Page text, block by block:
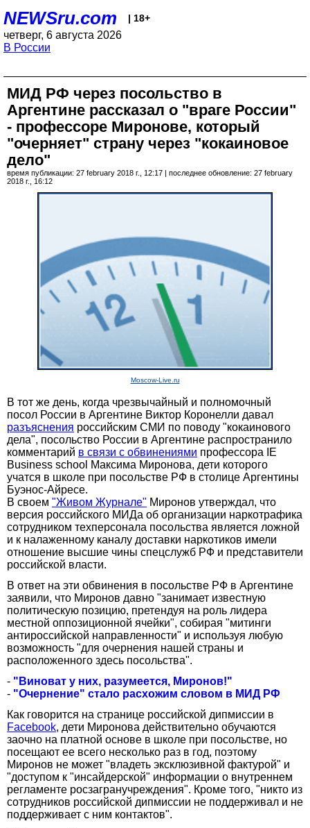
NEWSru.com | 18+
четверг, 6 августа 2026
В России
МИД РФ через посольство в
Аргентине рассказал о "враге России"
- профессоре Миронове, который
"очерняет" страну через "кокаиновое
дело"
время публикации: 27 february 2018 г., 12:17 | последнее обновление: 27 february
2018 г., 16:12
Moscow-Live.ru
В тот же день, когда чрезвычайный и полномочный
посол России в Аргентине Виктор Коронелли давал
разъяснения российским СМИ по поводу "кокаинового
дела", посольство России в Аргентине распространило
комментарий в связи с обвинениями профессора IE
Business school Максима Миронова, дети которого
учатся в школе при посольстве РФ в столице Аргентины
Буэнос-Айресе.
В своем "Живом Журнале" Миронов утверждал, что
версия российского МИДа об организации наркотрафика
сотрудником техперсонала посольства является ложной
и к налаженному каналу доставки наркотиков имели
отношение высшие чины спецслужб РФ и представители
российской власти.
В ответ на эти обвинения в посольстве РФ в Аргентине
заявили, что Миронов давно "занимает известную
политическую позицию, претендуя на роль лидера
местной оппозиционной ячейки", собирая "митинги
антироссийской направленности" и используя любую
возможность "для очернения нашей страны и
расположенного здесь посольства".
- "Виноват у них, разумеется, Миронов!"
- "Очернение" стало расхожим словом в МИД РФ
Как говорится на странице российской дипмиссии в
Facebook, дети Миронова действительно обучаются
заочно на платной основе в школе при посольстве, но
посещают ее всего несколько раз в год, поэтому
Миронов не может "владеть эксклюзивной фактурой" и
"доступом к "инсайдерской" информации о внутреннем
регламенте росзагранучреждения". Кроме того, "никто из
сотрудников российской дипмиссии не поддерживал и не
поддерживает с ним контактов".